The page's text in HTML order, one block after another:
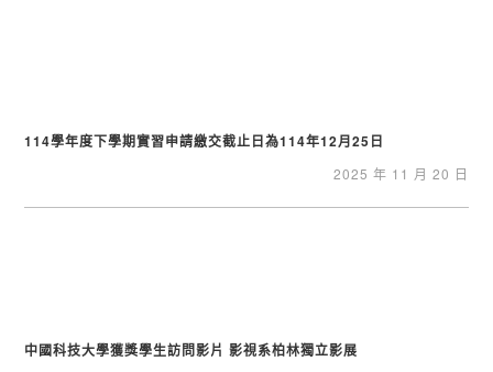
114學年度下學期實習申請繳交截止日為114年12月25日
2025 年 11 月 20 日
中國科技大學獲獎學生訪問影片 影視系柏林獨立影展